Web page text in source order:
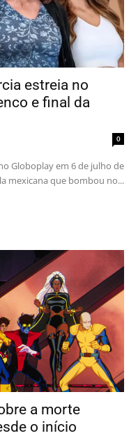
estreia no
e final da
0
Globoplay em 6 de julho de
mexicana que bombou no...
a morte
o início